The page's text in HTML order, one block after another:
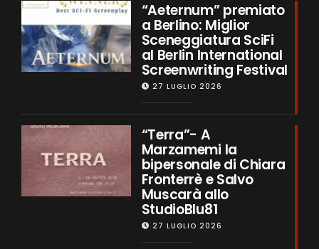
“Aeternum” premiato
a Berlino: Miglior
Sceneggiatura SciFi
al Berlin International
Screenwriting Festival
27 LUGLIO 2026
“Terra”- A
Marzamemi la
bipersonale di Chiara
Fronterrè e Salvo
Muscarà allo
StudioBlu81
27 LUGLIO 2026